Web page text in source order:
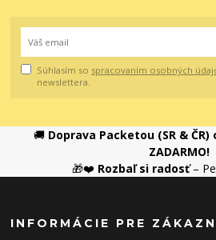
Súhlasím so spracovaním osobných
newslettera.
🚚 Doprava Packetou (SR & ČR)
ZADARMO!
🎁❤️ Rozbaľ si radosť–
INFORMÁCIE PRE